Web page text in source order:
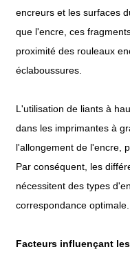
encreurs et les surfaces
que l'encre, ces
proximité des rouleaux
éclaboussures.
L'utilisation de liants à
dans les imprimantes à
l'allongement de l'encre,
Par conséquent, les
nécessitent des types
correspondance optimale.
Facteurs influençant